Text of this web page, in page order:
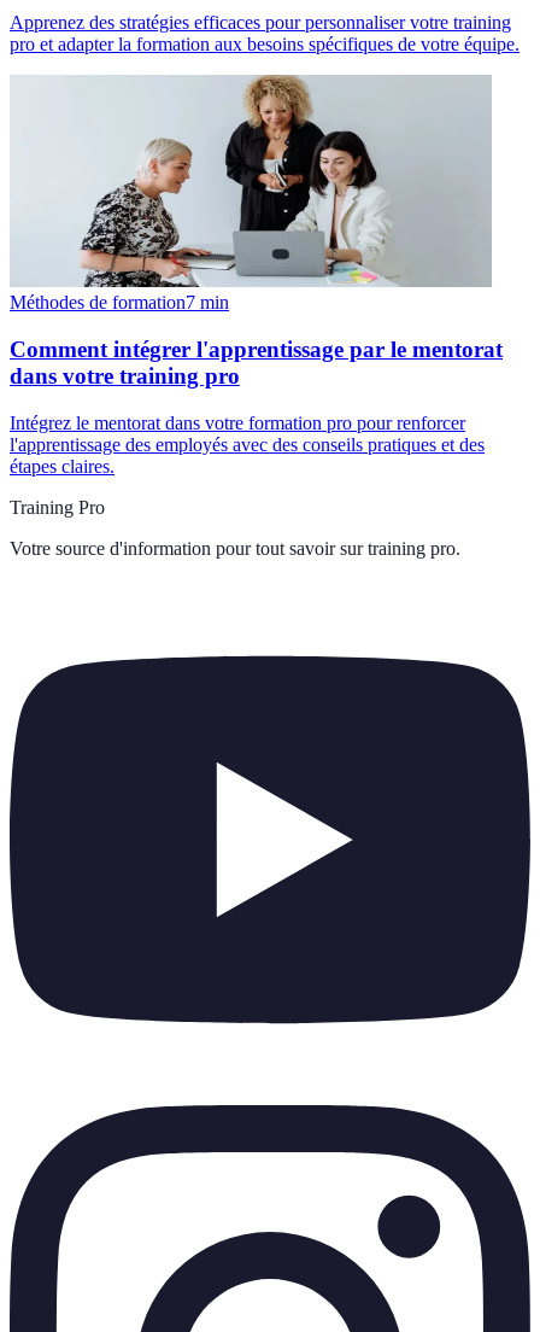
Apprenez des stratégies efficaces pour personnaliser votre training
pro et adapter la formation aux besoins spécifiques de votre équipe.
Méthodes de formation7 min
Comment intégrer l'apprentissage par le mentorat
dans votre training pro
Intégrez le mentorat dans votre formation pro pour renforcer
l'apprentissage des employés avec des conseils pratiques et des
étapes claires.
Training Pro
Votre source d'information pour tout savoir sur training pro.